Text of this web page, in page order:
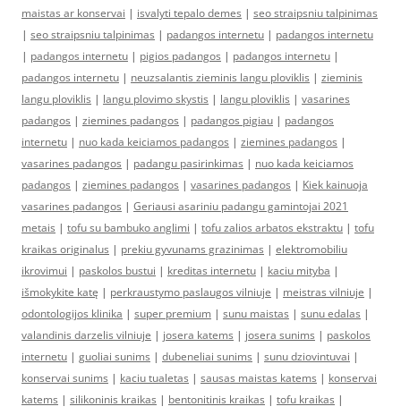
maistas ar konservai | isvalyti tepalo demes | seo straipsniu talpinimas
| seo straipsniu talpinimas | padangos internetu | padangos internetu
| padangos internetu | pigios padangos | padangos internetu |
padangos internetu | neuzsalantis zieminis langu ploviklis | zieminis
langu ploviklis | langu plovimo skystis | langu ploviklis | vasarines
padangos | ziemines padangos | padangos pigiau | padangos
internetu | nuo kada keiciamos padangos | ziemines padangos |
vasarines padangos | padangu pasirinkimas | nuo kada keiciamos
padangos | ziemines padangos | vasarines padangos | Kiek kainuoja
vasarines padangos | Geriausi asariniu padangu gamintojai 2021
metais | tofu su bambuko anglimi | tofu zalios arbatos ekstraktu | tofu
kraikas originalus | prekiu gyvunams grazinimas | elektromobiliu
ikrovimui | paskolos bustui | kreditas internetu | kaciu mityba |
išmokykite katę | perkraustymo paslaugos vilniuje | meistras vilniuje |
odontologijos klinika | super premium | sunu maistas | sunu edalas |
valandinis darzelis vilniuje | josera katems | josera sunims | paskolos
internetu | guoliai sunims | dubeneliai sunims | sunu dziovintuvai |
konservai sunims | kaciu tualetas | sausas maistas katems | konservai
katems | silikoninis kraikas | bentonitinis kraikas | tofu kraikas |